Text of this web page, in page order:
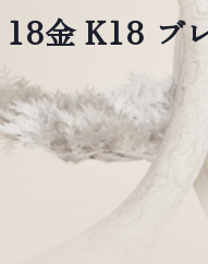
18金 K18 ブ